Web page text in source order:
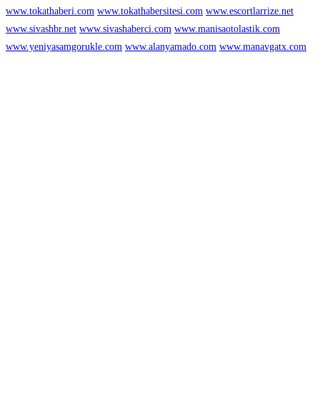
www.tokathaberi.com www.tokathabersitesi.com www.escortlarrize.net
www.sivashbr.net www.sivashaberci.com www.manisaotolastik.com
www.yeniyasamgorukle.com www.alanyamado.com www.manavgatx.com